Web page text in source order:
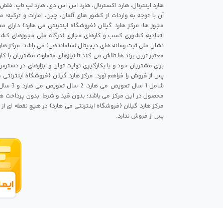
هارد اینترنال، هارد اکسترنال، هارد اس اس دی، هارد لپ تاپ،
آن با توجه به واردات از کشور های آلمان، چین، امارات و
مجوز ها: مرکز هارد گیلان {فروشگاه اینترنتی می هارد}
اتحادیه کشوری کسب و کارهای مجازی (درگاه ملی مجوزهای
نشان ملی ثبت رسانه های دیجیتال (ساماندهی) می باشد. مرکز
معتبر ترین برند ها تلاش می کند تا نیازهای متفاوت مشتریان با
برای مشتریان خود و با بکارگیری نهایت توان و ابزارهای در
پس از فروش را فراهم آورد. مرکز هارد گیلان {فروشگاه
شامل
محصول در این مرکز می باشد؛ بدون قید و شرط، بدون پرداخت
مرکز هارد گیلان {فروشگاه اینترنتی می هارد} در هیچ نقطه
پس از فروش ندارد.